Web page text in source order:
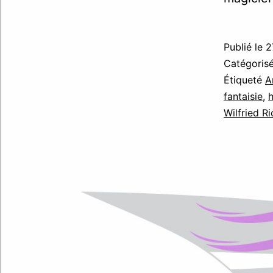
Publié le
Étiqueté
fantaisie,
Wilfried